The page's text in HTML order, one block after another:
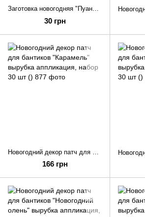
Заготовка новогодняя "Пуансеттия красная" из фетра
30 грн
166 грн